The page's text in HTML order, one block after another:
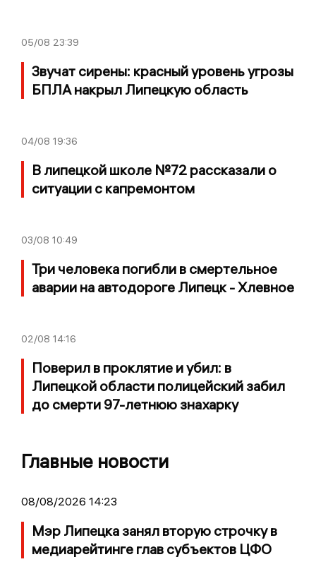
05/08 23:39
Звучат сирены: красный уровень угрозы
БПЛА накрыл Липецкую область
04/08 19:36
В липецкой школе №72 рассказали о
ситуации с капремонтом
03/08 10:49
Три человека погибли в смертельное
аварии на автодороге Липецк - Хлевное
02/08 14:16
Поверил в проклятие и убил: в
Липецкой области полицейский забил
до смерти 97-летнюю знахарку
Главные новости
08/08/2026 14:23
Мэр Липецка занял вторую строчку в
медиарейтинге глав субъектов ЦФО